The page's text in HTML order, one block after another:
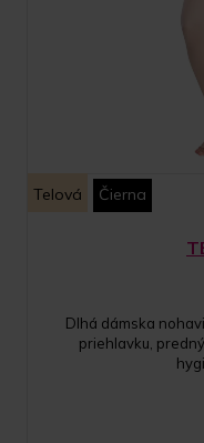
Telová Čierna
Dlhá dámska
priehlavku,